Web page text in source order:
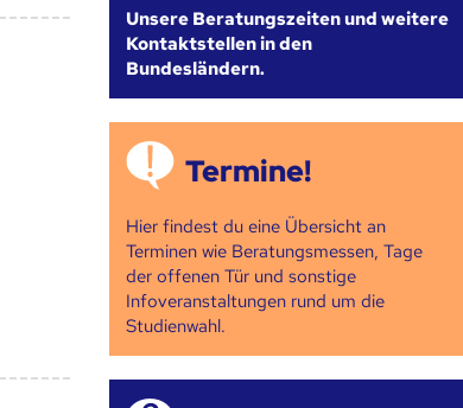
Unsere Beratungszeiten und weitere
Kontaktstellen in den
Bundesländern.
Termine!
Hier findest du eine Übersicht an
Terminen wie Beratungsmessen, Tage
der offenen Tür und sonstige
Infoveranstaltungen rund um die
Studienwahl.